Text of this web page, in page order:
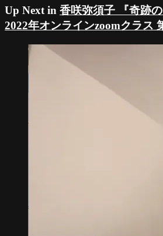
Up Next in 香咲弥須子 『奇跡
2022年オンラインzoomクラス